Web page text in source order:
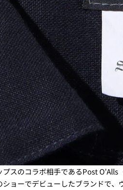
プスのコラボ相手であるPost
ショーでデビューしたブランドで